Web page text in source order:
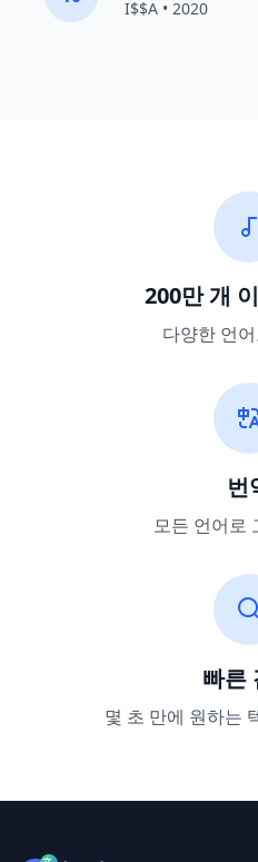
I$$A • 2020
200만 개
다양한 언
번
모든 언어로
빠른
몇 초 만에 원하는